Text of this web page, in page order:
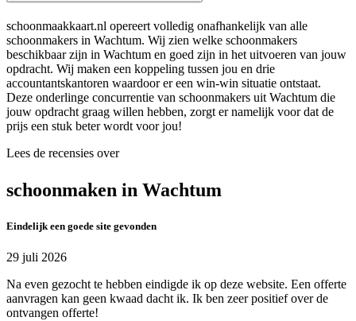
schoonmaakkaart.nl opereert volledig onafhankelijk van alle
schoonmakers in Wachtum. Wij zien welke schoonmakers
beschikbaar zijn in Wachtum en goed zijn in het uitvoeren van jouw
opdracht. Wij maken een koppeling tussen jou en drie
accountantskantoren waardoor er een win-win situatie ontstaat.
Deze onderlinge concurrentie van schoonmakers uit Wachtum die
jouw opdracht graag willen hebben, zorgt er namelijk voor dat de
prijs een stuk beter wordt voor jou!
Lees de recensies over
schoonmaken in Wachtum
Eindelijk een goede site gevonden
29 juli 2026
Na even gezocht te hebben eindigde ik op deze website. Een offerte
aanvragen kan geen kwaad dacht ik. Ik ben zeer positief over de
ontvangen offerte!